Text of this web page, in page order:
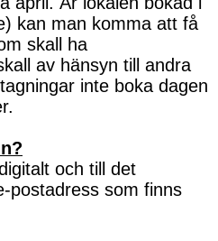
kan man komma att få
skall ha
av hänsyn till andra
inte boka dagen
och till det
postadress som finns